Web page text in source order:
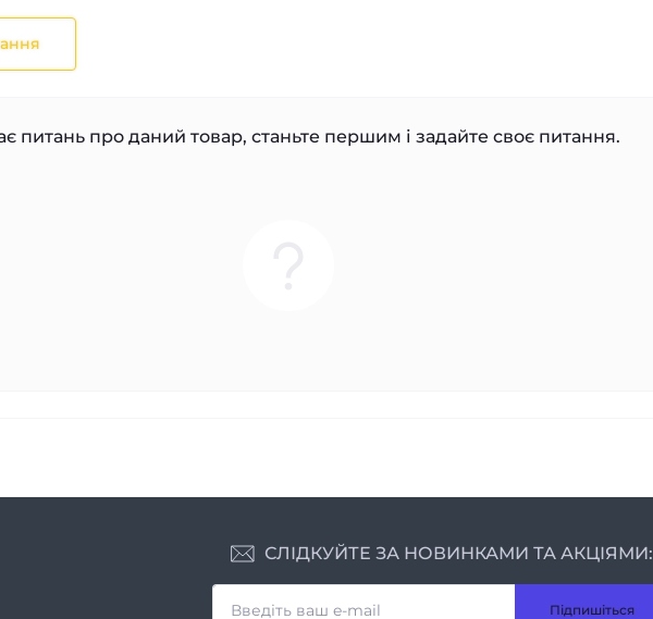
питань про даний товар, станьте першим і задайте своє питання.
СЛІДКУЙТЕ ЗА НОВИНКАМИ ТА АКЦІЯМИ:
Підпишіться